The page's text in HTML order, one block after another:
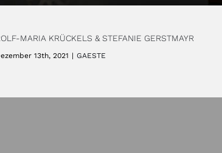
MARIA KRÜCKELS & STEFANIE GERSTMAYR
13th, 2021 | GAESTE